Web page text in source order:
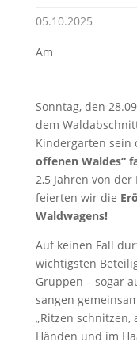
05.10.2025
Am
Sonntag, den
dem
Kindergarten sein
offenen Waldes“
2,5 Jahren von
feierten wir die
Waldwagens!
Auf keinen Fall
wichtigsten
Gruppen – sogar
sangen
„Ritzen schnitzen,
Händen und im